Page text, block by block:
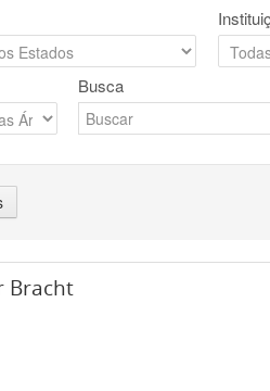
Busca
Bracht